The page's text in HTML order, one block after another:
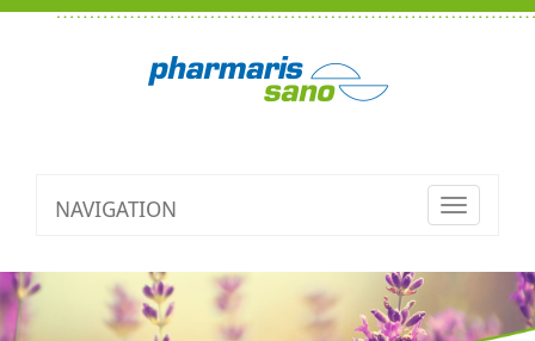
NAVIGATION
Toggle